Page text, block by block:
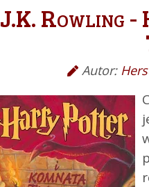
J.K. Rowling
Autor: